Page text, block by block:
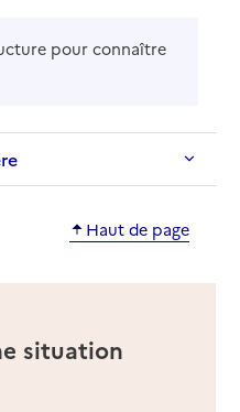
pour connaître
Haut de page
situation